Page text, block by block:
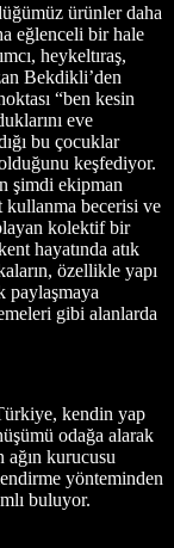
ürünler daha
eğlenceli bir hale
heykeltıraş,
Bekdikli’den
“ben kesin
eve
bu çocuklar
keşfediyor.
şimdi ekipman
kullanma becerisi ve
kolektif bir
hayatında atık
özellikle yapı
paylaşmaya
gibi alanlarda
kendin yap
odağa alarak
ağın kurucusu
yönteminden
buluyor.